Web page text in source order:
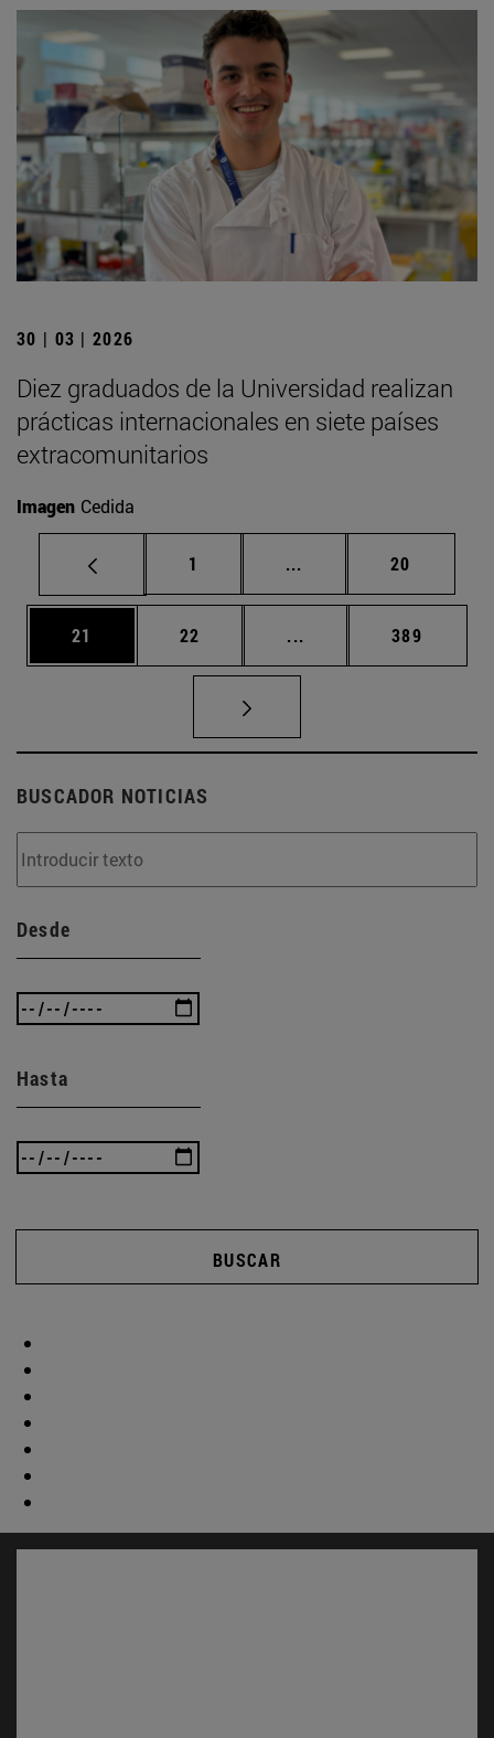
30 | 03 | 2026
Diez graduados de la Universidad realizan
prácticas internacionales en siete países
extracomunitarios
Imagen Cedida
Página
1 ... Páginas intermedias
Página
20
Página
21 Página
22 ... Páginas intermedias
Página
389
BUSCADOR NOTICIAS
Desde
Hasta
BUSCAR